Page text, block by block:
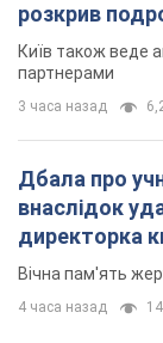
розкрив
Київ також веде
партнерами
3 часа назад
Дбала про
внаслідок
директорка
Вічна пам'ять
4 часа назад